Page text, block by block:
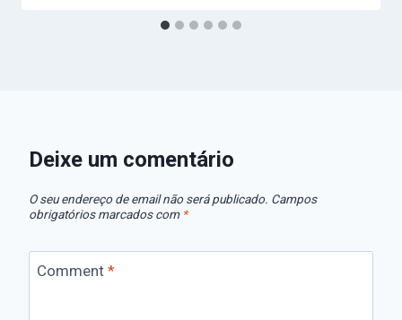
Deixe um comentário
O seu endereço de email não será publicado. Campos
obrigatórios marcados com *
Comment *